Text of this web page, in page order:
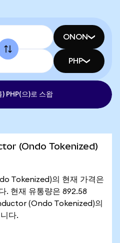
ONON
PHP
PHP(으)로 스왑
(Ondo Tokenized)
Tokenized)의 현재 가격은
. 현재 유통량은 892.58
(Ondo Tokenized)의
다.